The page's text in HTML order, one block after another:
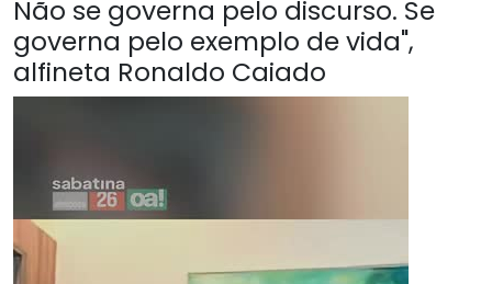
Não se governa pelo discurso. Se
governa pelo exemplo de vida",
alfineta Ronaldo Caiado